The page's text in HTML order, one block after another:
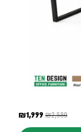
₪2,580
המחיר₪1,999
המחיר